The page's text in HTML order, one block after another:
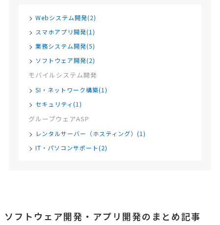
Webシステム開発(2)
スマホアプリ開発(1)
業務システム開発(5)
ソフトウェア開発(2)
モバイルシステム開発
SI・ネットワーク構築(1)
セキュリティ(1)
グループウェアASP
レンタルサーバー（ホスティング）(1)
IT・パソコンサポート(2)
ソフトウェア開発・アプリ開発のまとめ記事